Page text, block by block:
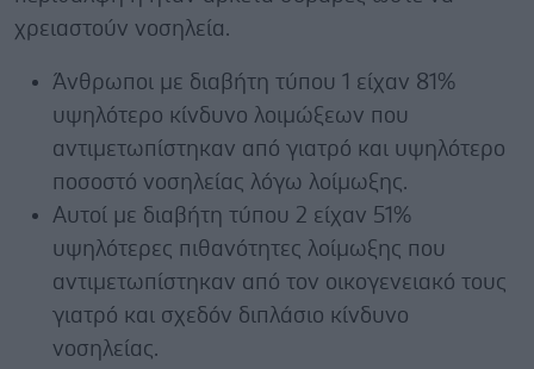
χρειαστούν νοσηλεία.
Άνθρωποι με διαβήτη τύπου 1 είχαν 81%
υψηλότερο κίνδυνο λοιμώξεων που
αντιμετωπίστηκαν από γιατρό και υψηλότερο
ποσοστό νοσηλείας λόγω λοίμωξης.
Αυτοί με διαβήτη τύπου 2 είχαν 51%
υψηλότερες πιθανότητες λοίμωξης που
αντιμετωπίστηκαν από τον οικογενειακό τους
γιατρό και σχεδόν διπλάσιο κίνδυνο
νοσηλείας.